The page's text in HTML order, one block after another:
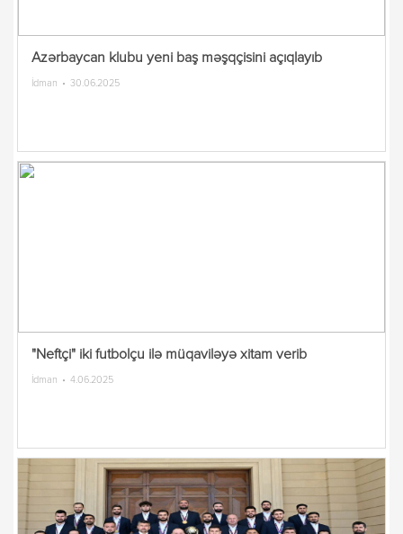
Azərbaycan klubu yeni baş məşqçisini açıqlayıb
İdman 30.06.2025
"Neftçi" iki futbolçu ilə müqaviləyə xitam verib
İdman 4.06.2025